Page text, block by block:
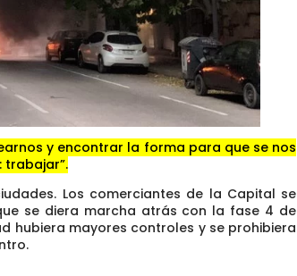
y encontrar la forma para que se nos
trabajar”.
Los comerciantes de la Capital se
se diera marcha atrás con la fase 4 de
hubiera mayores controles y se prohibiera